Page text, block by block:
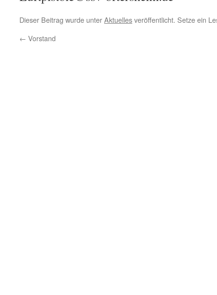
Dieser Beitrag wurde unterAktuellesveröffentlicht. Setze ein
← Vorstand